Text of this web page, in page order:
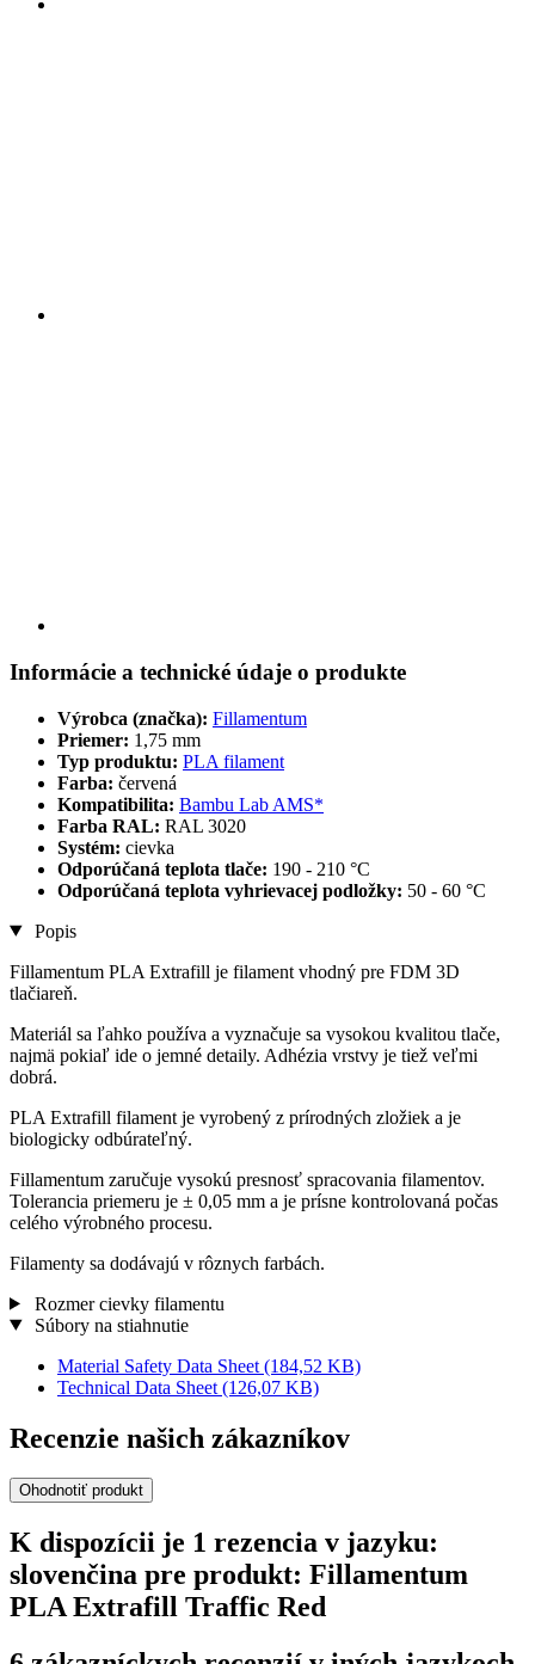
Informácie a technické údaje o produkte
Výrobca (značka): Fillamentum
Priemer: 1,75 mm
Typ produktu: PLA filament
Farba: červená
Kompatibilita: Bambu Lab AMS*
Farba RAL: RAL 3020
Systém: cievka
Odporúčaná teplota tlače: 190 - 210 °C
Odporúčaná teplota vyhrievacej podložky: 50 - 60 °C
Popis
Fillamentum PLA Extrafill je filament vhodný pre FDM 3D
tlačiareň.
Materiál sa ľahko používa a vyznačuje sa vysokou kvalitou tlače,
najmä pokiaľ ide o jemné detaily. Adhézia vrstvy je tiež veľmi
dobrá.
PLA Extrafill filament je vyrobený z prírodných zložiek a je
biologicky odbúrateľný.
Fillamentum zaručuje vysokú presnosť spracovania filamentov.
Tolerancia priemeru je ± 0,05 mm a je prísne kontrolovaná počas
celého výrobného procesu.
Filamenty sa dodávajú v rôznych farbách.
Rozmer cievky filamentu
Súbory na stiahnutie
Material Safety Data Sheet (184,52 KB)
Technical Data Sheet (126,07 KB)
Recenzie našich zákazníkov
Ohodnotiť produkt
K dispozícii je 1 rezencia v jazyku:
slovenčina pre produkt: Fillamentum
PLA Extrafill Traffic Red